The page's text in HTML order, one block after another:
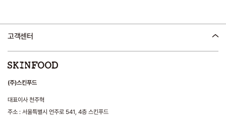
고객센터
(주)스킨푸드
대표이사 천주혁
주소 : 서울특별시 언주로 541, 4층 스킨푸드